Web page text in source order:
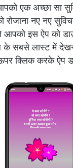
एक अच्छा सा
रोजाना नए नए
आपको इस ऐप को
सबसे लास्ट में
क्लिक करके ऐप